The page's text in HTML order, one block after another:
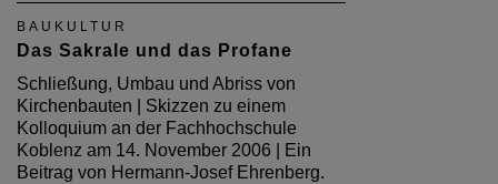
BAUKULTUR
Das Sakrale und das Profane
Schließung, Umbau und Abriss von
Kirchenbauten | Skizzen zu einem
Kolloquium an der Fachhochschule
Koblenz am 14. November 2006 | Ein
Beitrag von Hermann-Josef Ehrenberg.